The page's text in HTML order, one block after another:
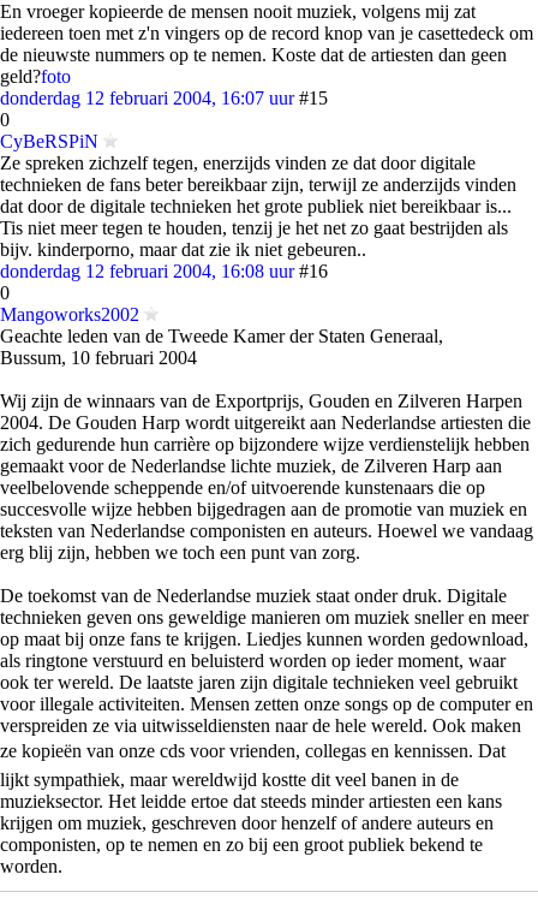
En vroeger kopieerde de mensen nooit muziek, volgens mij zat
iedereen toen met z'n vingers op de record knop van je casettedeck om
de nieuwste nummers op te nemen. Koste dat de artiesten dan geen
geld?foto
donderdag 12 februari 2004, 16:07 uur #15
0
CyBeRSPiN
Ze spreken zichzelf tegen, enerzijds vinden ze dat door digitale
technieken de fans beter bereikbaar zijn, terwijl ze anderzijds vinden
dat door de digitale technieken het grote publiek niet bereikbaar is...
Tis niet meer tegen te houden, tenzij je het net zo gaat bestrijden als
bijv. kinderporno, maar dat zie ik niet gebeuren..
donderdag 12 februari 2004, 16:08 uur #16
0
Mangoworks2002
Geachte leden van de Tweede Kamer der Staten Generaal,
Bussum, 10 februari 2004
Wij zijn de winnaars van de Exportprijs, Gouden en Zilveren Harpen
2004. De Gouden Harp wordt uitgereikt aan Nederlandse artiesten die
zich gedurende hun carrière op bijzondere wijze verdienstelijk hebben
gemaakt voor de Nederlandse lichte muziek, de Zilveren Harp aan
veelbelovende scheppende en/of uitvoerende kunstenaars die op
succesvolle wijze hebben bijgedragen aan de promotie van muziek en
teksten van Nederlandse componisten en auteurs. Hoewel we vandaag
erg blij zijn, hebben we toch een punt van zorg.
De toekomst van de Nederlandse muziek staat onder druk. Digitale
technieken geven ons geweldige manieren om muziek sneller en meer
op maat bij onze fans te krijgen. Liedjes kunnen worden gedownload,
als ringtone verstuurd en beluisterd worden op ieder moment, waar
ook ter wereld. De laatste jaren zijn digitale technieken veel gebruikt
voor illegale activiteiten. Mensen zetten onze songs op de computer en
verspreiden ze via uitwisseldiensten naar de hele wereld. Ook maken
ze kopieën van onze cds voor vrienden, collegas en kennissen. Dat
lijkt sympathiek, maar wereldwijd kostte dit veel banen in de
muzieksector. Het leidde ertoe dat steeds minder artiesten een kans
krijgen om muziek, geschreven door henzelf of andere auteurs en
componisten, op te nemen en zo bij een groot publiek bekend te
worden.